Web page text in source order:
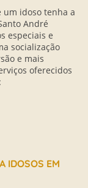
um idoso tenha a
André
especiais e
socialização
e mais
oferecidos
IDOSOS EM